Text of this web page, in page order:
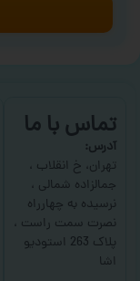
تماس با ما
آدرس:
تهران، خ انقلاب ،
جمالزاده شمالی ،
نرسیده به چهارراه
نصرت سمت راست ،
پلاک 263 استودیو
اشا